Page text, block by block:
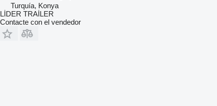
Turquía, Konya
LİDER TRAİLER
Contacte con el vendedor